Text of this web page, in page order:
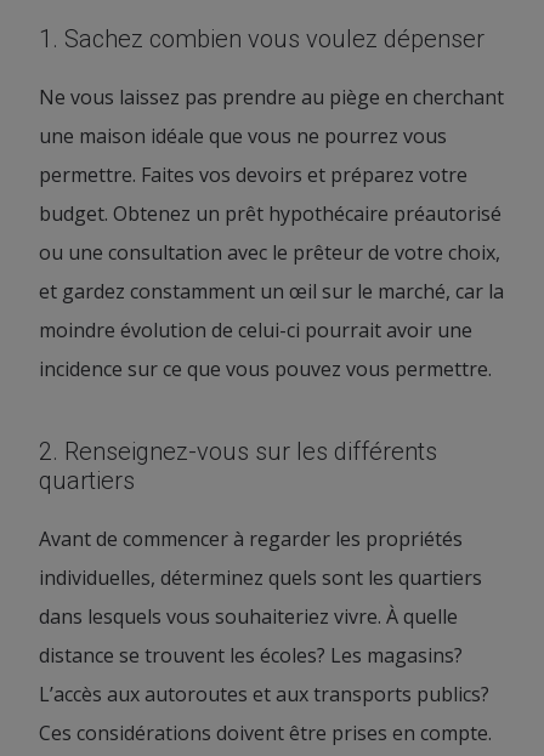
1. Sachez combien vous voulez dépenser
Ne vous laissez pas prendre au piège en cherchant
une maison idéale que vous ne pourrez vous
permettre. Faites vos devoirs et préparez votre
budget. Obtenez un prêt hypothécaire préautorisé
ou une consultation avec le prêteur de votre choix,
et gardez constamment un œil sur le marché, car la
moindre évolution de celui-ci pourrait avoir une
incidence sur ce que vous pouvez vous permettre.
2. Renseignez-vous sur les différents
quartiers
Avant de commencer à regarder les propriétés
individuelles, déterminez quels sont les quartiers
dans lesquels vous souhaiteriez vivre. À quelle
distance se trouvent les écoles? Les magasins?
L’accès aux autoroutes et aux transports publics?
Ces considérations doivent être prises en compte.